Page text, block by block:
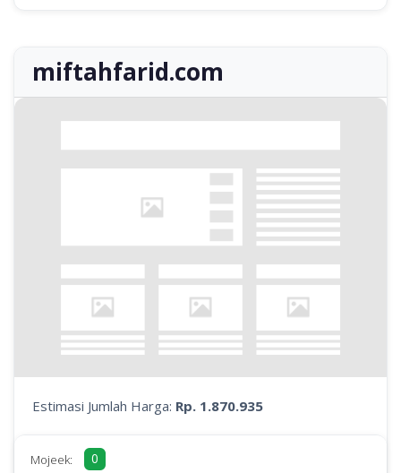
miftahfarid.com
Estimasi Jumlah Harga: Rp. 1.870.935
Mojeek: 0